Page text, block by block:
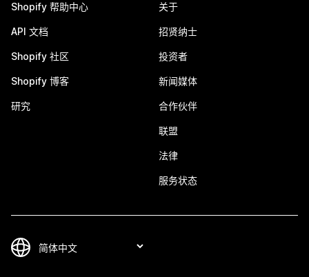
Shopify 帮助中心
API 文档
Shopify 社区
Shopify 博客
研究
关于
招贤纳士
投资者
新闻媒体
合作伙伴
联盟
法律
服务状态